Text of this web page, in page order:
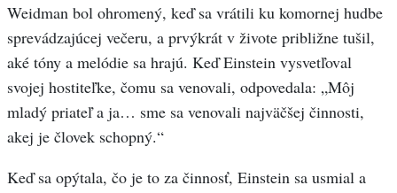
Weidman bol ohromený, keď sa vrátili ku komornej hudbe
sprevádzajúcej večeru, a prvýkrát v živote približne tušil,
aké tóny a melódie sa hrajú. Keď Einstein vysvetľoval
svojej hostiteľke, čomu sa venovali, odpovedala: „Môj
mladý priateľ a ja… sme sa venovali najväčšej činnosti,
akej je človek schopný.“
Keď sa opýtala, čo je to za činnosť, Einstein sa usmial a